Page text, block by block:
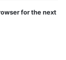
for the next